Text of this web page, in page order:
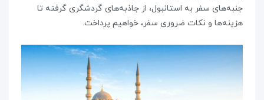
جنبه‌های سفر به استانبول، از جاذبه‌های گردشگری گرفته تا
هزینه‌ها و نکات ضروری سفر، خواهیم پرداخت.